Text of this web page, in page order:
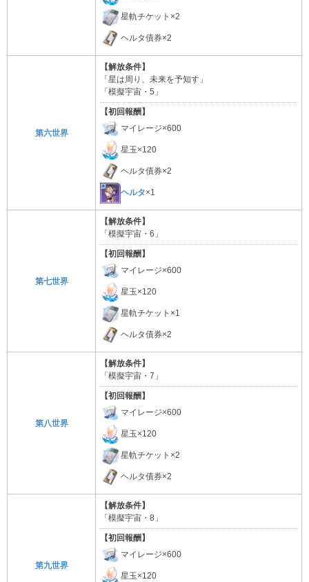
星軌チケット×2
ヘルタ債券×2
第六世界
【解放条件】
「星は周り、未来を予知す」
「模擬宇宙・5」
【初回報酬】
マイレージ×600
星玉×120
ヘルタ債券×2
ヘルタ×1
第七世界
【解放条件】
「模擬宇宙・6」
【初回報酬】
マイレージ×600
星玉×120
星軌チケット×1
ヘルタ債券×2
第八世界
【解放条件】
「模擬宇宙・7」
【初回報酬】
マイレージ×600
星玉×120
星軌チケット×2
ヘルタ債券×2
第九世界
【解放条件】
「模擬宇宙・8」
【初回報酬】
マイレージ×600
星玉×120